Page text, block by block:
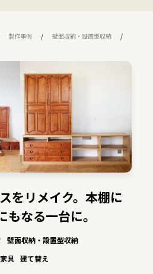
製作事例 壁面収納・設置型収納
をリメイク。本棚に
なる一台に。
壁面収納・設置型収納
具 建て替え